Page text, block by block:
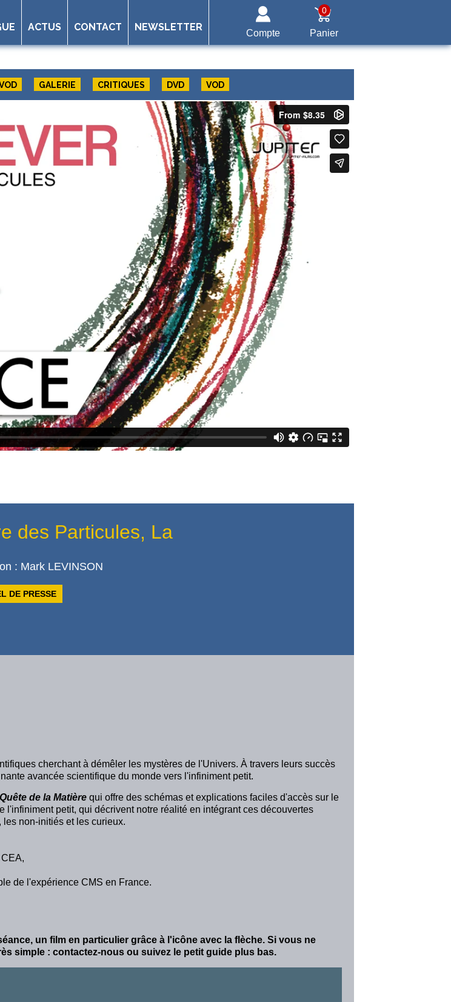
ACTUS CONTACT NEWSLETTER
0
Panier
Compte
GALERIE CRITIQUES DVD VOD
des Particules, La
: Mark LEVINSON
DE PRESSE
cherchant à démêler les mystères de l'Univers. À travers leurs succès
avancée scientifique du monde vers l'infiniment petit.
de la Matière qui offre des schémas et explications faciles d'accès sur le
l'infiniment petit, qui décrivent notre réalité en intégrant ces découvertes
non-initiés et les curieux.
de l'expérience CMS en France.
un film en particulier grâce à l'icône avec la flèche. Si vous ne
simple : contactez-nous ou suivez le petit guide plus bas.